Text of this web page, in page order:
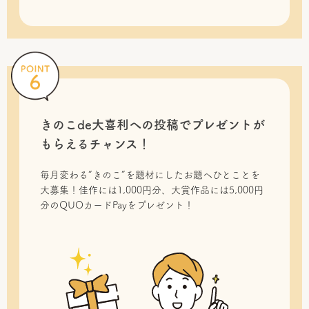
きのこde大喜利への投稿でプレゼントが
もらえるチャンス！
毎月変わる“きのこ”を題材にしたお題へひとことを
大募集！佳作には1,000円分、大賞作品には5,000円
分のQUOカードPayをプレゼント！